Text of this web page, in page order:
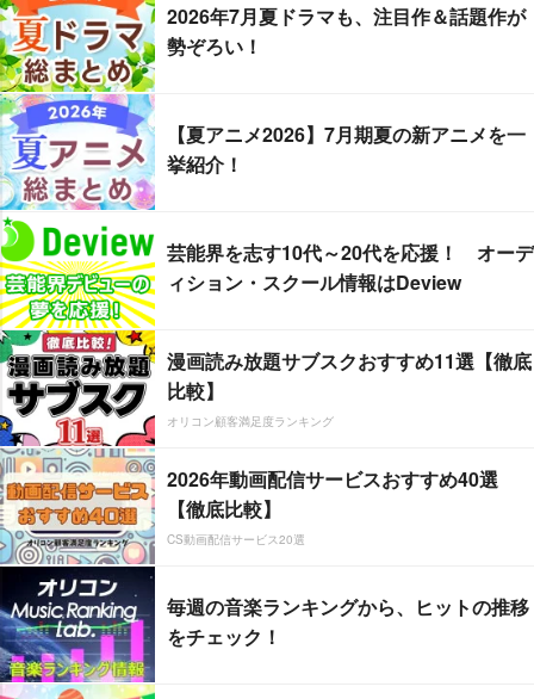
2026年7月夏ドラマも、注目作＆話題作が
勢ぞろい！
【夏アニメ2026】7月期夏の新アニメを一
挙紹介！
芸能界を志す10代～20代を応援！ オーデ
ィション・スクール情報はDeview
漫画読み放題サブスクおすすめ11選【徹底
比較】
オリコン顧客満足度ランキング
2026年動画配信サービスおすすめ40選
【徹底比較】
CS動画配信サービス20選
毎週の音楽ランキングから、ヒットの推移
をチェック！